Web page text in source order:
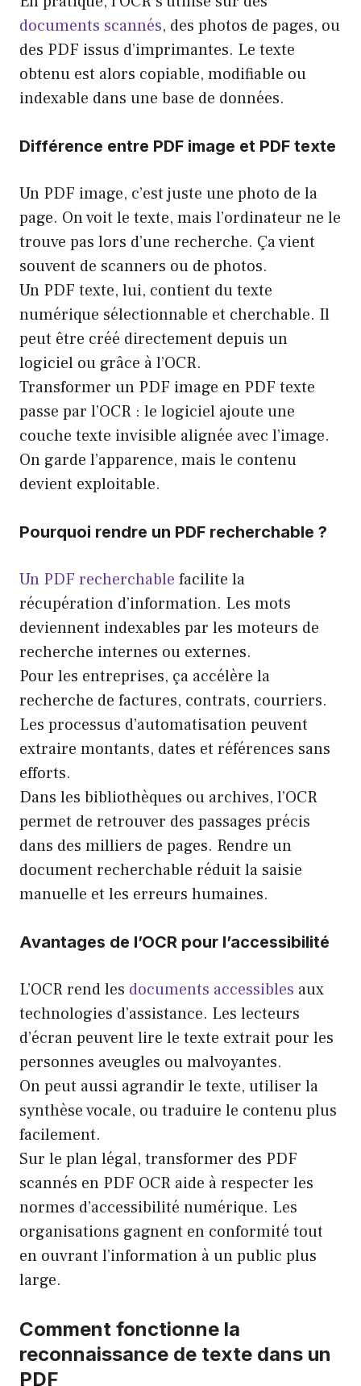
documents scannés, des photos de pages, ou
des PDF issus d’imprimantes. Le texte
obtenu est alors copiable, modifiable ou
indexable dans une base de données.
Différence entre PDF image et PDF texte
Un PDF image, c’est juste une photo de la
page. On voit le texte, mais l’ordinateur ne le
trouve pas lors d’une recherche. Ça vient
souvent de scanners ou de photos.
Un PDF texte, lui, contient du texte
numérique sélectionnable et cherchable. Il
peut être créé directement depuis un
logiciel ou grâce à l’OCR.
Transformer un PDF image en PDF texte
passe par l’OCR : le logiciel ajoute une
couche texte invisible alignée avec l’image.
On garde l’apparence, mais le contenu
devient exploitable.
Pourquoi rendre un PDF recherchable ?
Un PDF recherchable facilite la
récupération d’information. Les mots
deviennent indexables par les moteurs de
recherche internes ou externes.
Pour les entreprises, ça accélère la
recherche de factures, contrats, courriers.
Les processus d’automatisation peuvent
extraire montants, dates et références sans
efforts.
Dans les bibliothèques ou archives, l’OCR
permet de retrouver des passages précis
dans des milliers de pages. Rendre un
document recherchable réduit la saisie
manuelle et les erreurs humaines.
Avantages de l’OCR pour l’accessibilité
L’OCR rend les documents accessibles aux
technologies d’assistance. Les lecteurs
d’écran peuvent lire le texte extrait pour les
personnes aveugles ou malvoyantes.
On peut aussi agrandir le texte, utiliser la
synthèse vocale, ou traduire le contenu plus
facilement.
Sur le plan légal, transformer des PDF
scannés en PDF OCR aide à respecter les
normes d’accessibilité numérique. Les
organisations gagnent en conformité tout
en ouvrant l’information à un public plus
large.
Comment fonctionne la
reconnaissance de texte dans un
PDF